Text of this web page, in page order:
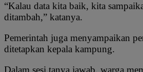
“Kalau data kita baik, kita
ditambah,” katanya.
Pemerintah juga menyampaikan
ditetapkan kepala kampung.